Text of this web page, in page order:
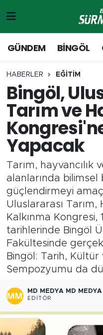
GÜNDEM BİNGÖL
HABERLER EĞİTİM
Bingöl,
Tarım ve
Yapacak
Tarım, hayvancılık
alanlarında bilimsel
güçlendirmeyi
Uluslararası Tarım,
Kalkınma Kongresi,
tarihlerinde Bingöl
Fakültesinde
Bingöl: Tarih,
Sempozyumu da
MD MEDYA MD MEDYA
EDITÖR
Genç
Solhan
Adaklı-Kiğı
Yayladere-Yedisu
MD Prestij Dergisi
Siyaset
Spor
Yaşam
Sağlık
Eğitim
Merkez Hava
Merkez Trafik
Süper Lig Puan
Tüm Manşetler
Son Dakika
Haber Arşivi